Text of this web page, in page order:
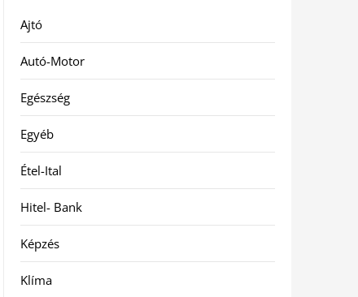
Ajtó
Autó-Motor
Egészség
Egyéb
Étel-Ital
Hitel- Bank
Képzés
Klíma